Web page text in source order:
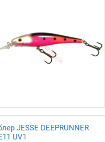
JESSE DEEPRUNNER
UV1